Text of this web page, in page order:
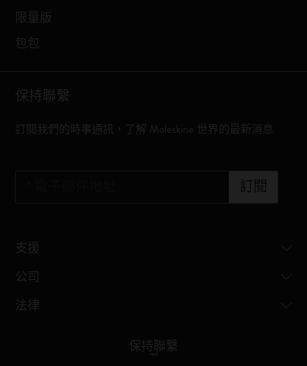
限量版
包包
保持聯繫
訂閱我們的時事通訊，了解 Moleskine 世界的最新消息
訂閱
支援
公司
法律
保持聯繫
""